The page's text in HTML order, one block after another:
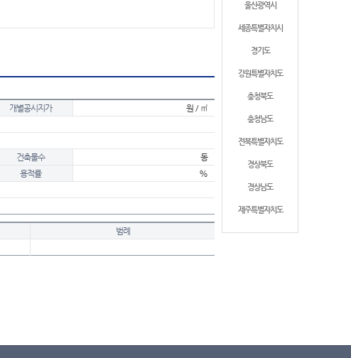
울산광역시
세종특별자치시
경기도
강원특별자치도
충청북도
충청남도
전북특별자치도
경상북도
경상남도
제주특별자치도
개별공시지가 원 / ㎡
건축물수
동
용적률
%
범례